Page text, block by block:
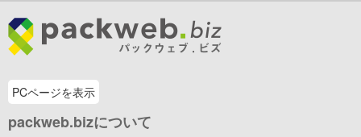
PCページを表示
packweb.bizについて